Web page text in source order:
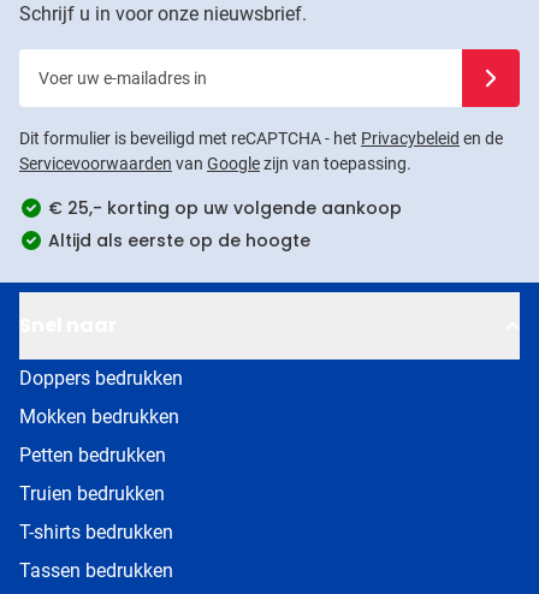
Schrijf u in voor onze nieuwsbrief.
Dit formulier is beveiligd met reCAPTCHA - het Privacybeleid en de
Servicevoorwaarden van Googlezijn van toepassing.
€ 25,- korting op uw volgende aankoop
Altijd als eerste op de hoogte
Doppers bedrukken
Mokken bedrukken
Petten bedrukken
Truien bedrukken
T-shirts bedrukken
Tassen bedrukken